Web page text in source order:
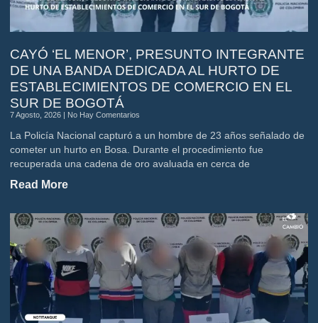
CAYÓ ‘EL MENOR’, PRESUNTO INTEGRANTE
DE UNA BANDA DEDICADA AL HURTO DE
ESTABLECIMIENTOS DE COMERCIO EN EL
SUR DE BOGOTÁ
7 Agosto, 2026 No Hay Comentarios
La Policía Nacional capturó a un hombre de 23 años señalado de
cometer un hurto en Bosa. Durante el procedimiento fue
recuperada una cadena de oro avaluada en cerca de
Read More